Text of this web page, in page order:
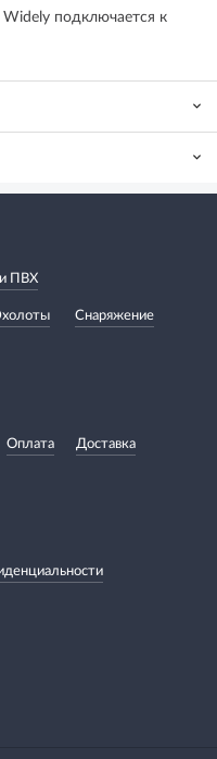
подключается к
ПВХ
Снаряжение
Оплата Доставка